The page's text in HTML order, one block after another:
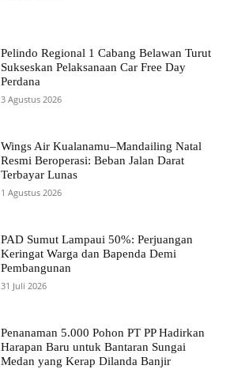
Pelindo Regional 1 Cabang Belawan Turut
Sukseskan Pelaksanaan Car Free Day
Perdana
3 Agustus 2026
Wings Air Kualanamu–Mandailing Natal
Resmi Beroperasi: Beban Jalan Darat
Terbayar Lunas
1 Agustus 2026
PAD Sumut Lampaui 50%: Perjuangan
Keringat Warga dan Bapenda Demi
Pembangunan
31 Juli 2026
Penanaman 5.000 Pohon PT PP Hadirkan
Harapan Baru untuk Bantaran Sungai
Medan yang Kerap Dilanda Banjir